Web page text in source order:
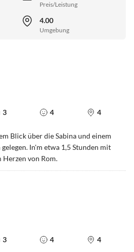
Preis/Leistung
4.00
Umgebung
3 4 4
Blick über die Sabina und einem
In'm etwa 1,5 Stunden mit
Herzen von Rom.
3 4 4